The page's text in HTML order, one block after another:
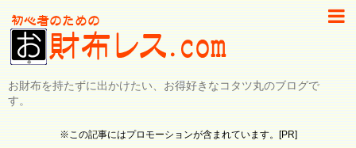
お財布を持たずに出かけたい、お得好きなコタツ丸のブログで
す。
※この記事にはプロモーションが含まれています。[PR]